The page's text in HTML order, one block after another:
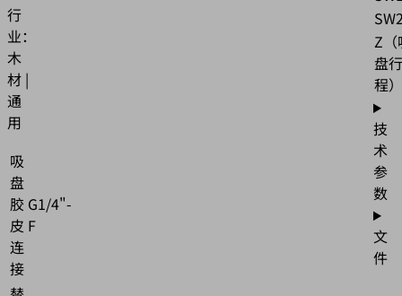
行
业：
木
材 |
通
用
吸
盘
胶
皮
连
接
G1/4"-
F
Z（
盘行
程）
技
术
参
数
文
件